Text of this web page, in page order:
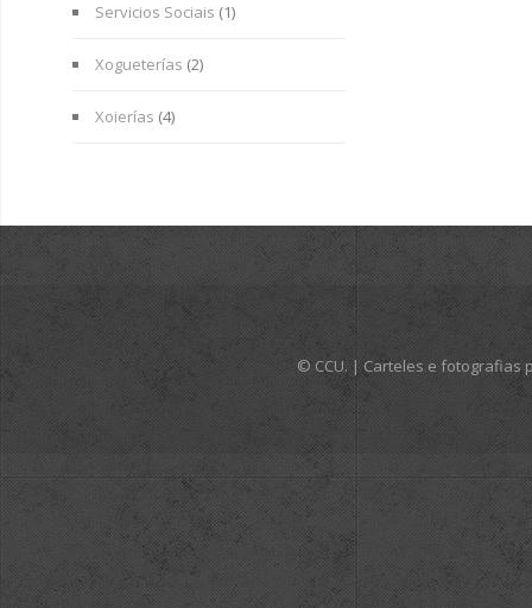
Servicios Sociais (1)
Xogueterías (2)
Xoierías (4)
© CCU. | Carteles e fotografias